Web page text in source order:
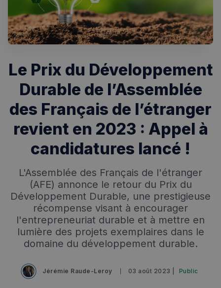
Le Prix du Développement
Durable de l’Assemblée
des Français de l’étranger
revient en 2023 : Appel à
candidatures lancé !
L'Assemblée des Français de l'étranger
(AFE) annonce le retour du Prix du
Développement Durable, une prestigieuse
récompense visant à encourager
l'entrepreneuriat durable et à mettre en
lumière des projets exemplaires dans le
domaine du développement durable.
Jérémie Raude-Leroy 03 août 2023 | Public